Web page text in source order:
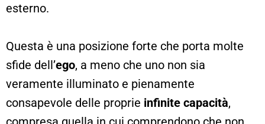
esterno.
Questa è una posizione forte che porta molte
sfide dell’ego, a meno che uno non sia
veramente illuminato e pienamente
consapevole delle proprie infinite capacità,